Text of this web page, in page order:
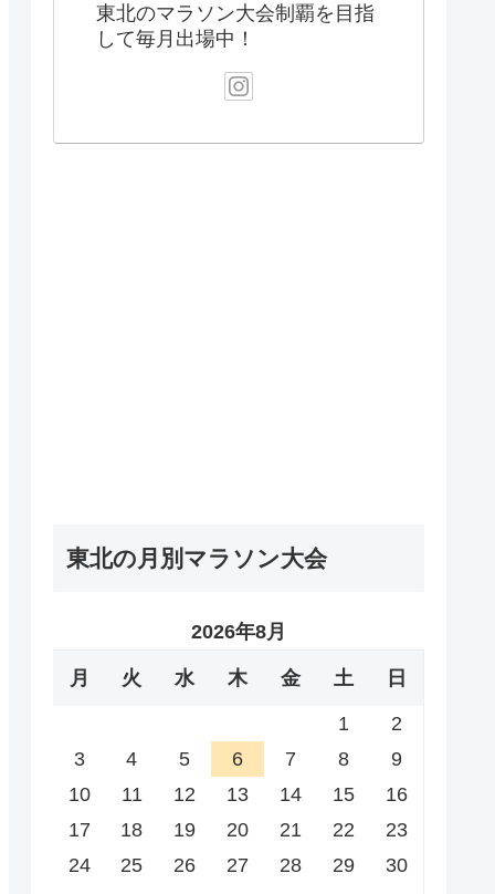
東北のマラソン大会制覇を目指
して毎月出場中！
東北の月別マラソン大会
2026年8月
月 火 水 木 金 土 日
1
2
3
4 5 6 7 8
9
10
11 12 13 14 15
16
17
18 19 20 21 22
23
24
25 26 27 28 29
30